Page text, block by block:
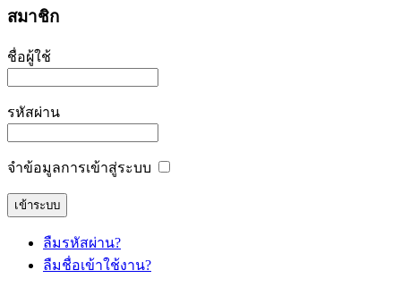
สมาชิก
ชื่อผู้ใช้
รหัสผ่าน
จำข้อมูลการเข้าสู่ระบบ
ลืมรหัสผ่าน?
ลืมชื่อเข้าใช้งาน?